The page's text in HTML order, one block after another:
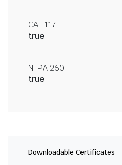
CAL 117
true
NFPA 260
true
Downloadable Certificates